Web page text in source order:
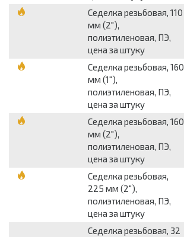
Седелка резьбовая, 110
мм (2"),
полиэтиленовая, ПЭ,
цена за штуку
Седелка резьбовая, 160
мм (1"),
полиэтиленовая, ПЭ,
цена за штуку
Седелка резьбовая, 160
мм (2"),
полиэтиленовая, ПЭ,
цена за штуку
Седелка резьбовая,
225 мм (2"),
полиэтиленовая, ПЭ,
цена за штуку
Седелка резьбовая, 32